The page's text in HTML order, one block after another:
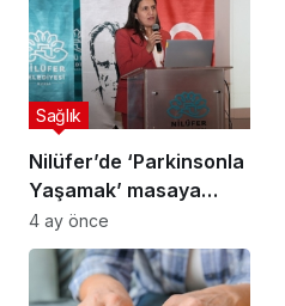
Nilüfer’de ‘Parkinsonla
Yaşamak’ masaya
yatırıldı
Sağlık
4 ay önce